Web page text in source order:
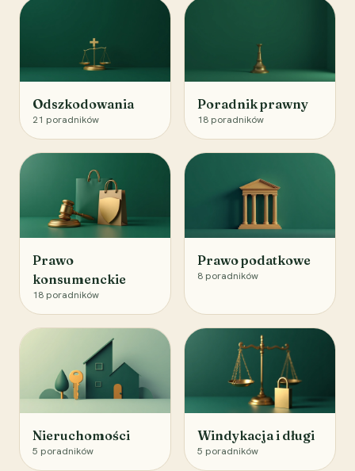
Odszkodowania
21 poradników
Poradnik prawny
18 poradników
Prawo
konsumenckie
18 poradników
Prawo podatkowe
8 poradników
Nieruchomości
5 poradników
Windykacja i długi
5 poradników